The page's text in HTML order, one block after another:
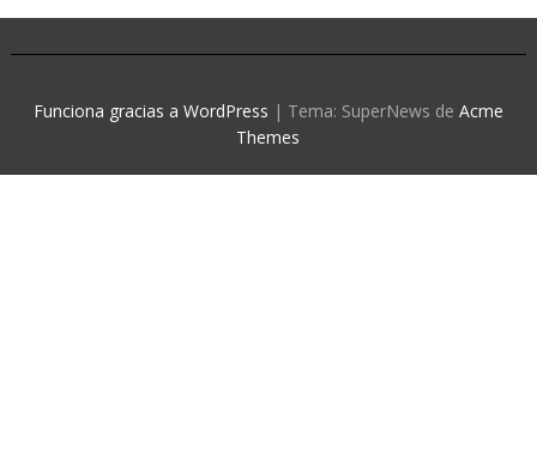
Funciona gracias a WordPress | Tema: SuperNews de Acme
Themes